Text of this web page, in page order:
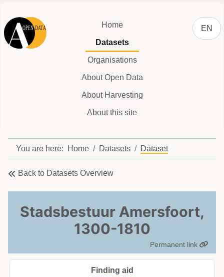
Home
Datasets
Organisations
About Open Data
About Harvesting
About this site
Select
EN
You are here: Home Datasets Dataset
Back to Datasets Overview
Stadsbestuur Amersfoort,
1300-1810
Permanent link
Finding aid